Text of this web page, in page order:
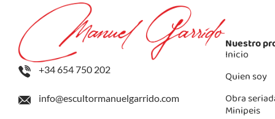
+34 654 750 202
info@escultormanuelgarrido.com
Nuestro
Inicio
Quien soy
Obra
Minipeis